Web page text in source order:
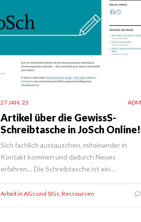
27 JAN. 23
Artikel über die GewissS-
Schreibtasche in JoSch Online!
Sich fachlich austauschen, miteinander in
Kontakt kommen und dadurch Neues
erfahren… Die Schreibtasche ist ein…
Arbeit in AGs und SIGs, Ressourcen